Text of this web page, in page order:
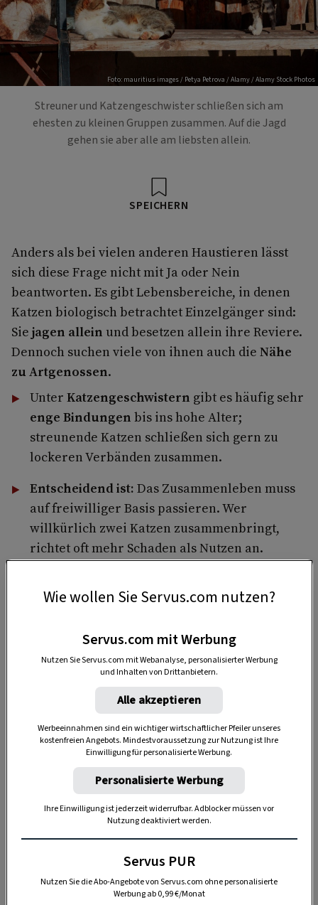
Foto: mauritius images / Petya Petrova / Alamy / Alamy Stock Photos
Streuner und Katzengeschwister schließen sich am
ehesten zu kleinen Gruppen zusammen. Auf die Jagd
gehen sie aber alle am liebsten allein.
SPEICHERN
Anders als bei vielen anderen Haustieren lässt
sich diese Frage nicht mit Ja oder Nein
beantworten. Es gibt Lebensbereiche, in denen
Katzen biologisch betrachtet Einzelgänger sind:
Sie jagen allein und besetzen allein ihre Reviere.
Dennoch suchen viele von ihnen auch die Nähe
zu Artgenossen.
Unter Katzengeschwistern gibt es häufig sehr
enge Bindungen bis ins hohe Alter;
streunende Katzen schließen sich gern zu
lockeren Verbänden zusammen.
Entscheidend ist: Das Zusammenleben muss
auf freiwilliger Basis passieren. Wer
willkürlich zwei Katzen zusammenbringt,
richtet oft mehr Schaden als Nutzen an.
Anzeige
Wie wollen Sie Servus.com nutzen?
Servus.com mit Werbung
Nutzen Sie Servus.com mit Webanalyse, personalisierter Werbung
und Inhalten von Drittanbietern.
Alle akzeptieren
Werbeeinnahmen sind ein wichtiger wirtschaftlicher Pfeiler unseres
kostenfreien Angebots. Mindestvoraussetzung zur Nutzung ist Ihre
Einwilligung für personalisierte Werbung.
Personalisierte Werbung
Ihre Einwilligung ist jederzeit widerrufbar. Adblocker müssen vor
Nutzung deaktiviert werden.
Servus PUR
Nutzen Sie die Abo-Angebote von Servus.com ohne personalisierte
Werbung ab 0,99 €/Monat